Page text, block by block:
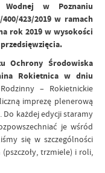
w Poznaniu
423/2019 w ramach
rok 2019 w wysokości
Ochrony Środowiska
Rokietnica w dniu
– Rokietnickie
imprezę plenerową
Do każdej edycji staramy
je wśród
się w szczególności
trzmiele) i roli,